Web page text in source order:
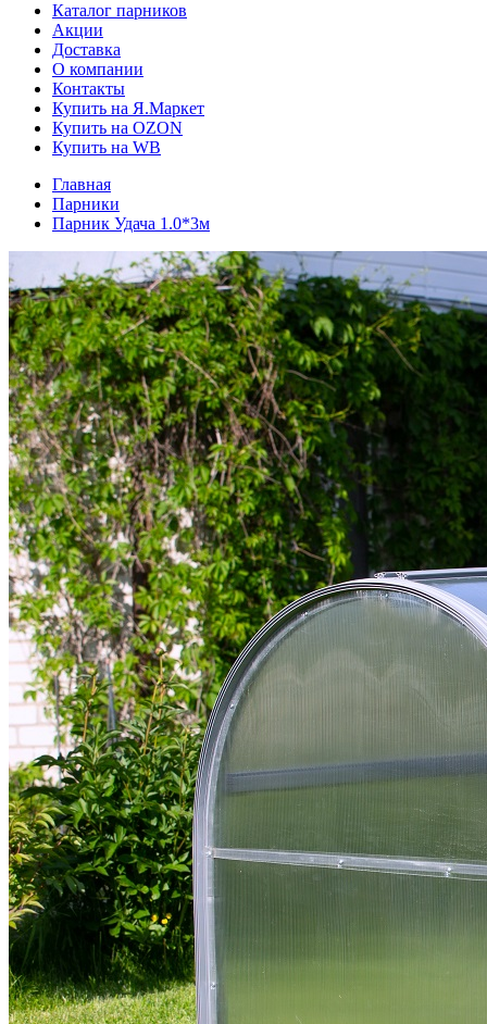
Каталог парников
Акции
Доставка
О компании
Контакты
Купить на Я.Маркет
Купить на OZON
Купить на WB
Главная
Парники
Парник Удача 1.0*3м